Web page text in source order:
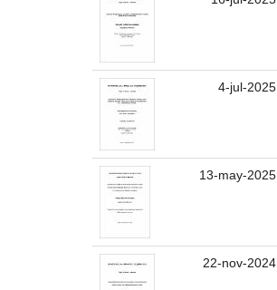
4-jul-2025
13-may-2025
22-nov-2024